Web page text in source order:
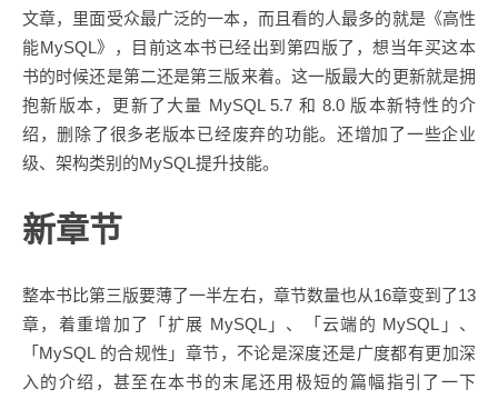
文章，里面受众最广泛的一本，而且看的人最多的就是《高性
能MySQL》，目前这本书已经出到第四版了，想当年买这本
书的时候还是第二还是第三版来着。这一版最大的更新就是拥
抱新版本，更新了大量 MySQL 5.7 和 8.0 版本新特性的介
绍，删除了很多老版本已经废弃的功能。还增加了一些企业
级、架构类别的MySQL提升技能。
新章节
整本书比第三版要薄了一半左右，章节数量也从16章变到了13
章，着重增加了「扩展 MySQL」、「云端的 MySQL」、
「MySQL 的合规性」章节，不论是深度还是广度都有更加深
入的介绍，甚至在本书的末尾还用极短的篇幅指引了一下